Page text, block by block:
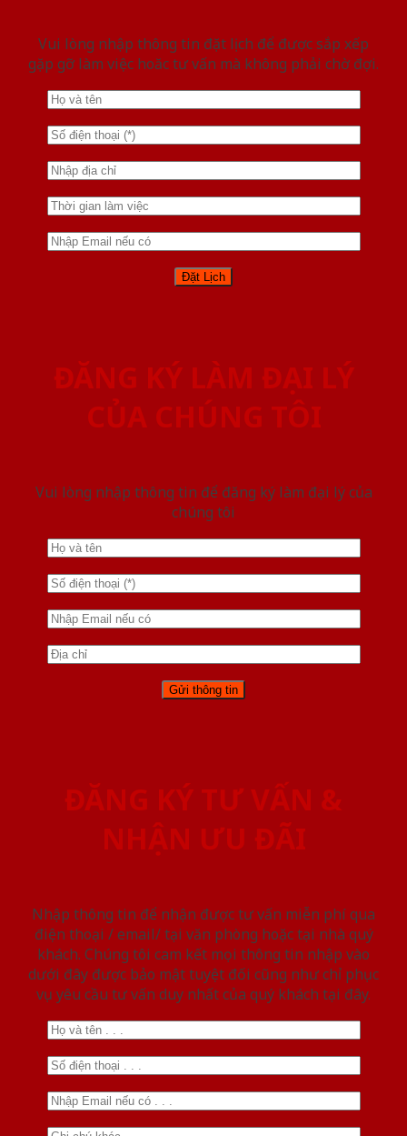
Vui lòng nhập thông tin đặt lịch để được sắp xếp
gặp gỡ làm việc hoăc tư vấn mà không phải chờ đợi.
ĐĂNG KÝ LÀM ĐẠI LÝ
CỦA CHÚNG TÔI
Vui lòng nhập thông tin để đăng ký làm đại lý của
chúng tôi
ĐĂNG KÝ TƯ VẤN &
NHẬN ƯU ĐÃI
Nhập thông tin để nhận được tư vấn miễn phí qua
điện thoại / email/ tại văn phòng hoặc tại nhà quý
khách. Chúng tôi cam kết mọi thông tin nhập vào
dưới đây được bảo mật tuyệt đối cũng như chỉ phục
vụ yêu cầu tư vấn duy nhất của quý khách tại đây.